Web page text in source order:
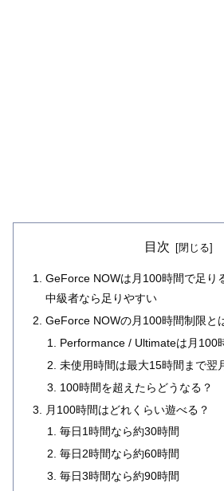
目次
GeForce NOWは月100時間で足り
中級者なら足りやすい
GeForce NOWの月100時間制限と
Performance / Ultimateは月100
未使用時間は最大15時間まで翌
100時間を超えたらどうなる？
月100時間はどれくらい遊べる？
毎日1時間なら約30時間
毎日2時間なら約60時間
毎日3時間なら約90時間